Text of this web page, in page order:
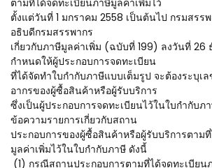
ตั้งแต่วันที่ 1 มกราคม 2558 เป็นต้นไป กรมสรร
อธิบดีกรมสรรพากร
เกี่ยวกับภาษีมูลค่าเพิ่ม (ฉบับที่ 199) ลงวันที่ 26
กำหนดให้ผู้ประกอบการจดทะเบียน
ที่ได้จัดทำใบกำกับภาษีแบบเต็มรูป จะต้องระบุเ
อากรของผู้ซื้อสินค้าหรือผู้รับบริการ
ซึ่งเป็นผู้ประกอบการจดทะเบียนไว้ในใบกำกับภ
ข้อความรายการเกี่ยวกับสถาน
ประกอบการของผู้ซื้อสินค้าหรือผู้รับบริการตาม
มูลค่าเพิ่มไว้ในใบกำกับภาษี ดังนี้
(1) กรณีสถานประกอบการตามที่ได้จดทะเบียน